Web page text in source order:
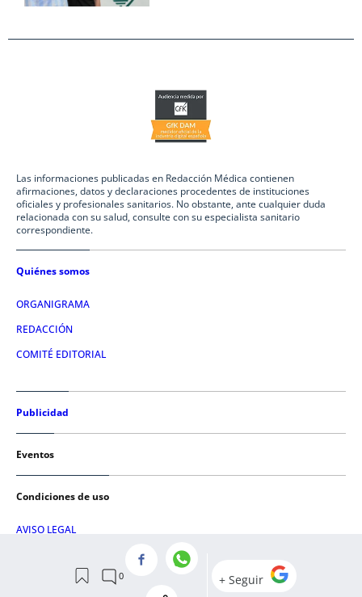
Las informaciones publicadas en Redacción Médica contienen
afirmaciones, datos y declaraciones procedentes de instituciones
oficiales y profesionales sanitarios. No obstante, ante cualquier duda
relacionada con su salud, consulte con su especialista sanitario
correspondiente.
Quiénes somos
ORGANIGRAMA
REDACCIÓN
COMITÉ EDITORIAL
Publicidad
Eventos
Condiciones de uso
AVISO LEGAL
POLÍTICA DE COOKIES